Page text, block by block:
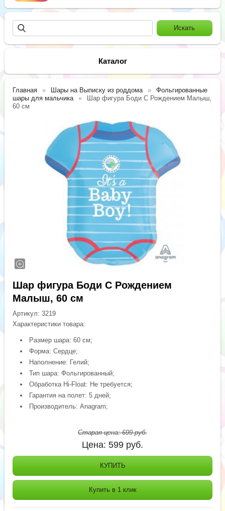
Каталог
Главная Шары на Выписку из роддома
Фольгированные
шары для мальчика
Шар фигура Боди С Рождением Малыш,
60 см
Шар фигура Боди С Рождением
Малыш, 60 см
Артикул:3219
Характеристики товара:
Размер шара: 60 см;
Форма: Сердце;
Наполнение: Гелий;
Тип шара: Фольгированный;
Обработка Hi-Float: Не требуется;
Гарантия на полет: 5 дней;
Производитель: Anagram;
Старая цена:699руб.
Цена: 599 руб.
КУПИТЬ
Купить в 1 клик